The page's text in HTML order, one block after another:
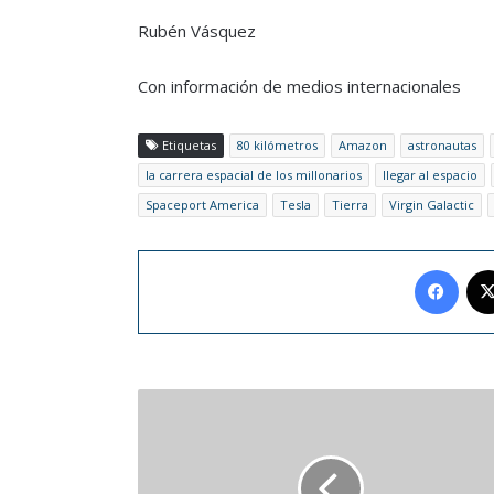
Rubén Vásquez
Con información de medios internacionales
Etiquetas 80 kilómetros Amazon astronautas
la carrera espacial de los millonarios
llegar al espacio
Spaceport America
Tesla Tierra Virgin Galactic